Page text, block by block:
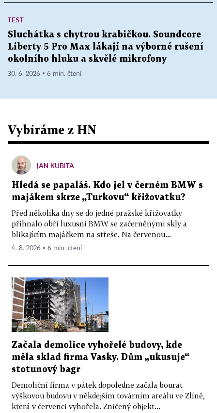
TEST
Sluchátka s chytrou krabičkou. Soundcore
Liberty 5 Pro Max lákají na výborné rušení
okolního hluku a skvělé mikrofony
30. 6. 2026 ▪ 6 min. čtení
Vybíráme z HN
JAN KUBITA
Hledá se papaláš. Kdo jel v černém BMW s
majákem skrze „Turkovu“ křižovatku?
Před několika dny se do jedné pražské křižovatky
přihnalo obří luxusní BMW se začerněnými skly a
blikajícím majáčkem na střeše. Na červenou...
4. 8. 2026 ▪ 6 min. čtení
Začala demolice vyhořelé budovy, kde
měla sklad firma Vasky. Dům „ukusuje“
stotunový bagr
Demoliční firma v pátek dopoledne začala bourat
výškovou budovu v někdejším továrním areálu ve Zlíně,
která v červenci vyhořela. Zničený objekt...